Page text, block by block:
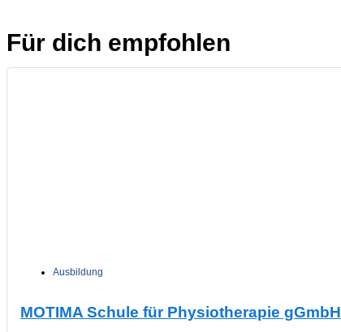
Für dich empfohlen
Ausbildung
MOTIMA Schule für Physiotherapie gGmbH